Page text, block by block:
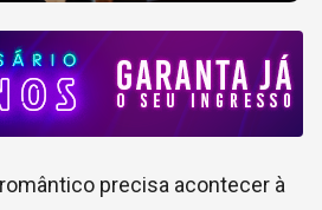
precisa acontecer à